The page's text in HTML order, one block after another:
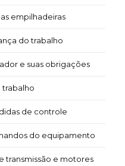
empilhadeiras
do trabalho
e suas obrigações
trabalho
de controle
do equipamento
transmissão e motores